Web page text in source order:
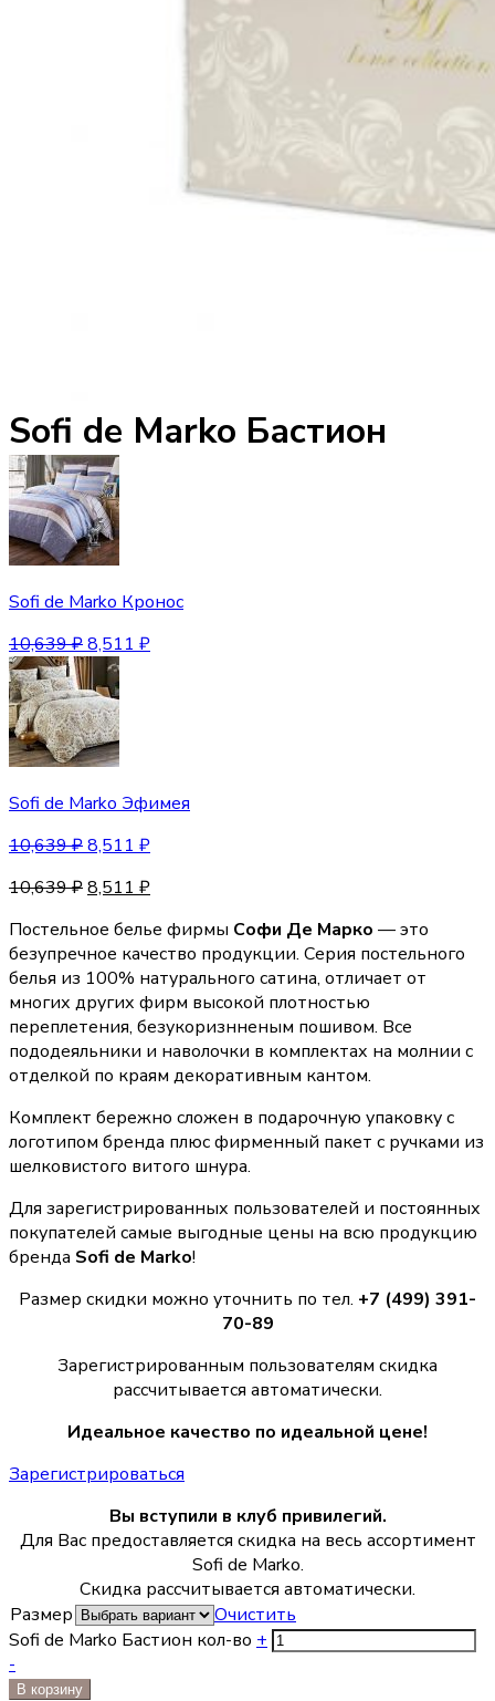
Sofi de Marko Бастион
Sofi de Marko Кронос
10,639₽8,511 ₽
Sofi de Marko Эфимея
10,639₽8,511 ₽
10,639₽8,511 ₽
Постельное белье фирмы Софи Де Марко — это
безупречное качество продукции. Серия постельного
белья из 100% натурального сатина, отличает от
многих других фирм высокой плотностью
переплетения, безукоризнненым пошивом. Все
пододеяльники и наволочки в комплектах на молнии с
отделкой по краям декоративным кантом.
Комплект бережно сложен в подарочную упаковку с
логотипом бренда плюс фирменный пакет с ручками из
шелковистого витого шнура.
Для зарегистрированных пользователей и постоянных
покупателей самые выгодные цены на всю продукцию
бренда Sofi de Marko!
Размер скидки можно уточнить по тел. +7 (499) 391-
70-89
Зарегистрированным пользователям скидка
рассчитывается автоматически.
Идеальное качество по идеальной цене!
Зарегистрироваться
Вы вступили в клуб привилегий.
Для Вас предоставляется скидка на весь ассортимент
Sofi de Marko.
Скидка рассчитывается автоматически.
Размер
Очистить
Sofi de Marko Бастион кол-во +
-
В корзину